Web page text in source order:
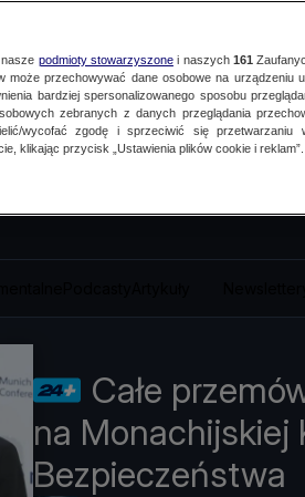
Całe
na Monachijskiej
Bezpieczeństwa
podmioty stowarzyszonei naszych 161
może przechowywać dane osobowe na urządzeniu
bardziej spersonalizowanego sposobu
zebranych z danych przeglądania
wycofać zgodę i sprzeciwić się przetwarzaniu
klikając przycisk „Ustawienia plików cookie i reklam”.